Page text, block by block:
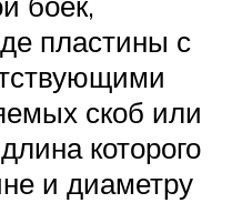
пластины с
скоб или
которого
и диаметру